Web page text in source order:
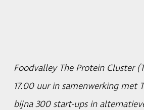
Foodvalley The Protein Cluster
17.00 uur in samenwerking
bijna 300 start-ups in